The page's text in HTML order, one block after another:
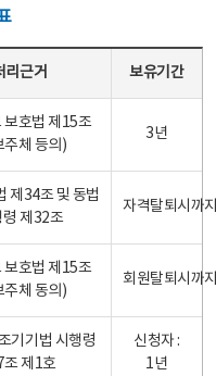
리근거 보유기간
보호법 제15조
주체 등의)
3년
제34조 및 동법
령 제32조
자격탈퇴시까
보호법 제15조
주체 동의)
회원탈퇴시까
기기법 시행령
조 제1호
신청자 :
1년